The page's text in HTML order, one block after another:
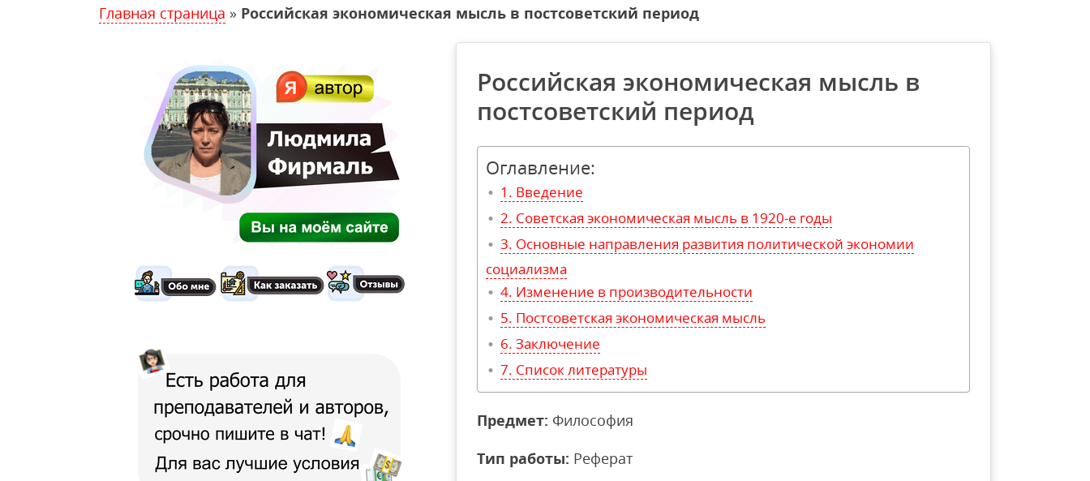
Главная страница » Российская экономическая мысль в постсоветский период
Российская экономическая мысль в
постсоветский период
Оглавление:
Введение
Советская экономическая мысль в 1920-е годы
Основные направления развития политической экономии
социализма
Изменение в производительности
Постсоветская экономическая мысль
Заключение
Список литературы
Предмет: Философия
Тип работы: Реферат